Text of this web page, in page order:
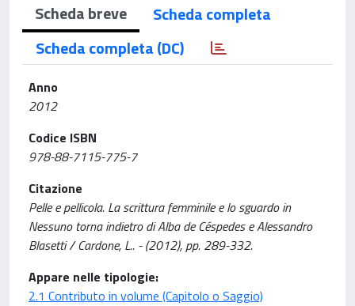
Scheda breve
Scheda completa
Scheda completa (DC)
Anno
2012
Codice ISBN
978-88-7115-775-7
Citazione
Pelle e pellicola. La scrittura femminile e lo sguardo in
Nessuno torna indietro di Alba de Céspedes e Alessandro
Blasetti / Cardone, L.. - (2012), pp. 289-332.
Appare nelle tipologie:
2.1 Contributo in volume (Capitolo o Saggio)